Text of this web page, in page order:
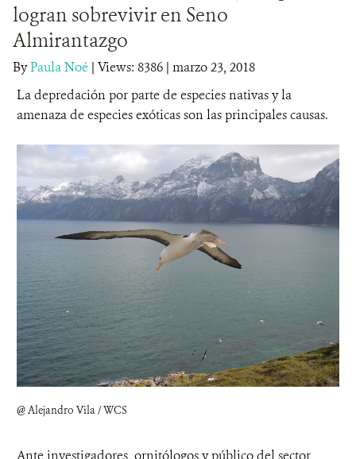
DONA
logran sobrevivir en Seno
Almirantazgo
ByPaula Noé | Views: 8386 | marzo 23, 2018
La depredación por parte de especies nativas y la
amenaza de especies exóticas son las principales causas.
@ Alejandro Vila / WCS
Ante investigadores, ornitólogos y público del sector